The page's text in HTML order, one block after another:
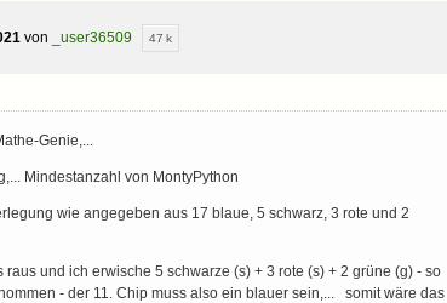
von _user36509 47 k
Genie,...
Mindestanzahl von MontyPython
wie angegeben aus 17 blaue, 5 schwarz, 3 rote und 2
raus und ich erwische 5 schwarze (s) + 3 rote (s) + 2 grüne (g) - so
- der 11. Chip muss also ein blauer sein,... somit wäre das